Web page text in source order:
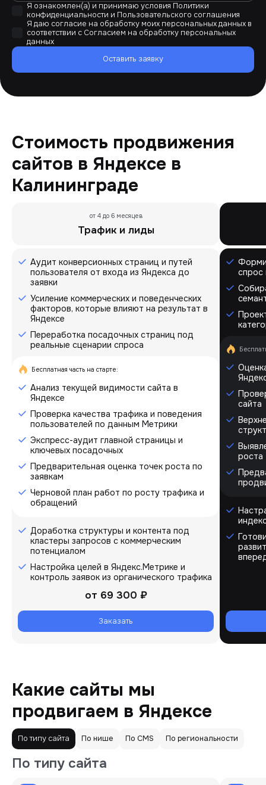
Я ознакомлен(а) и принимаю условия Политики
конфиденциальности и Пользовательского соглашения
Я даю согласие на обработку моих персональных данных в
соответствии с Согласием на обработку персональных
данных
Оставить заявку
Стоимость продвижения
сайтов в Яндексе в
Калининграде
от 4 до 6 месяцев
Трафик и лиды
Аудит конверсионных страниц и путей
пользователя от входа из Яндекса до
заявки
Усиление коммерческих и поведенческих
факторов, которые влияют на результат в
Яндексе
Переработка посадочных страниц под
реальные сценарии спроса
Бесплатная часть на старте:
Анализ текущей видимости сайта в
Яндексе
Проверка качества трафика и поведения
пользователей по данным Метрики
Экспресс-аудит главной страницы и
ключевых посадочных
Предварительная оценка точек роста по
заявкам
Черновой план работ по росту трафика и
обращений
Доработка структуры и контента под
кластеры запросов с коммерческим
потенциалом
Настройка целей в Яндекс.Метрике и
контроль заявок из органического трафика
от 69 300 ₽
Заказать
спрос
сайта
роста
Какие сайты мы
продвигаем в Яндексе
По типу сайта По нише По CMS По региональности
По типу сайта